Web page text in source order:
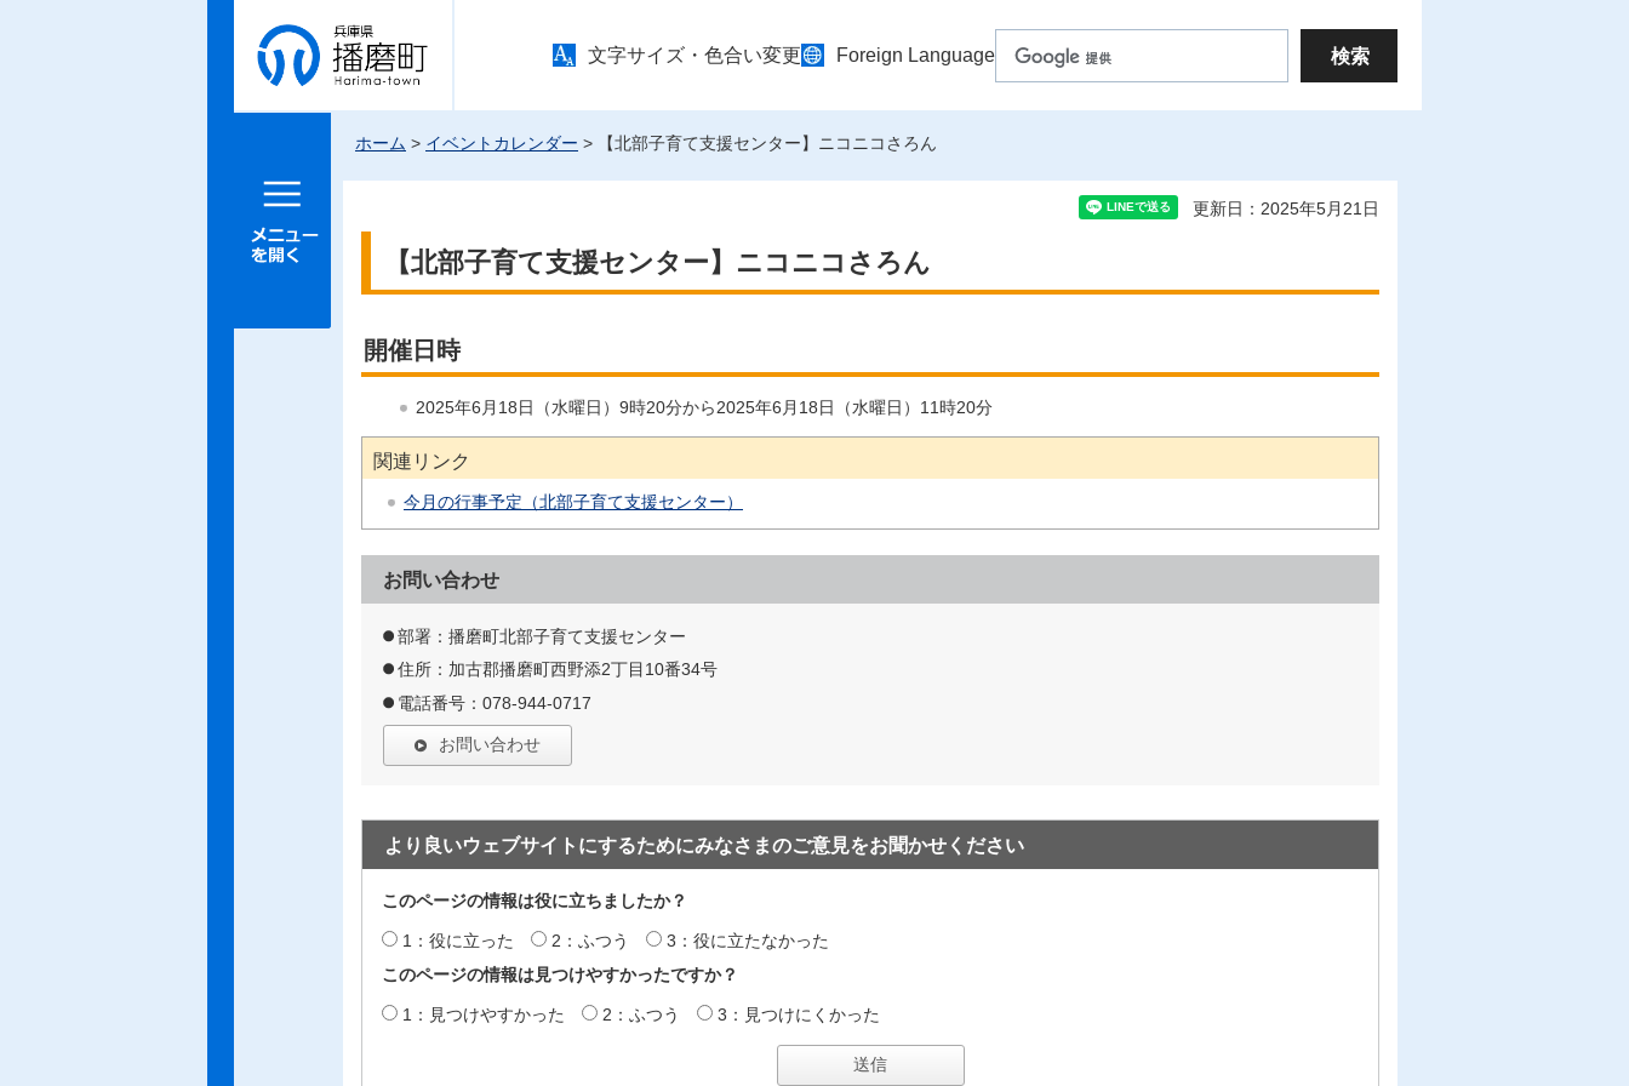
兵庫県 播
磨町
文字サイズ・色合い変更 Foreign Language
メニュー
ホーム > イベントカレンダー > 【北部子育て支援センター】ニコニコさろん
更新日：2025年5月21日
【北部子育て支援センター】ニコニコさろん
開催日時
2025年6月18日（水曜日）9時20分から2025年6月18日（水曜日）11時20分
関連リンク
今月の行事予定（北部子育て支援センター）
お問い合わせ
部署：播磨町北部子育て支援センター
住所：加古郡播磨町西野添2丁目10番34号
電話番号：078-944-0717
お問い合わせ
より良いウェブサイトにするためにみなさまのご意見をお聞かせください
このページの情報は役に立ちましたか？
1：役に立った 2：ふつう
3：役に立たなかった
このページの情報は見つけやすかったですか？
1：見つけやすかった 2：ふつう 3：見つけにくかった